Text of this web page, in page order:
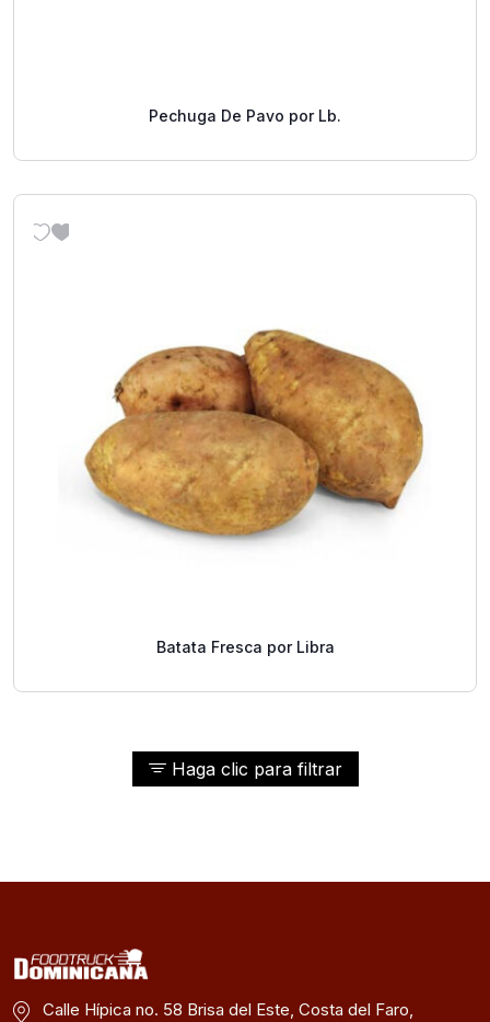
Haga clic para filtrar
Pechuga De Pavo por Lb.
Batata Fresca por Libra
Calle Hípica no. 58 Brisa del Este, Costa del Faro,